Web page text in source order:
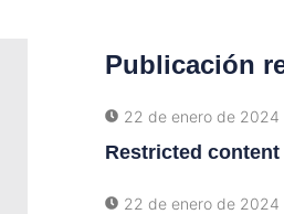
Publicación
22 de enero de 2024
Restricted content
22 de enero de 2024